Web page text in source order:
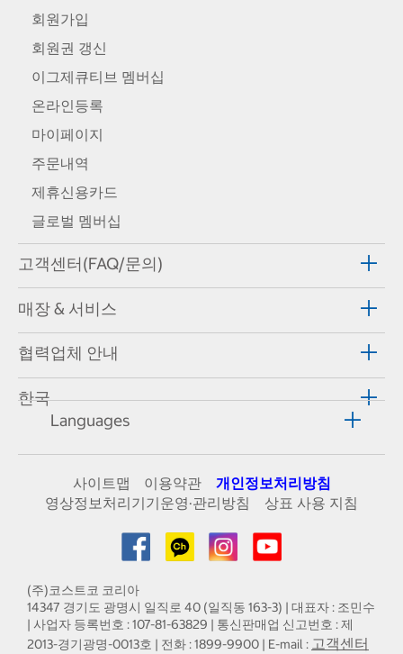
회원가입
회원권 갱신
이그제큐티브 멤버십
온라인등록
마이페이지
주문내역
제휴신용카드
글로벌 멤버십
고객센터(FAQ/문의)
매장 & 서비스
협력업체 안내
한국
Languages
사이트맵 이용약관
개인정보처리방침
영상정보처리기기운영·관리방침
상표 사용 지침
(주)코스트코 코리아
14347 경기도 광명시 일직로 40 (일직동 163-3) | 대표자 : 조민수
| 사업자 등록번호 : 107-81-63829 | 통신판매업 신고번호 : 제
2013-경기광명-0013호 | 전화 : 1899-9900 | E-mail : 고객센터